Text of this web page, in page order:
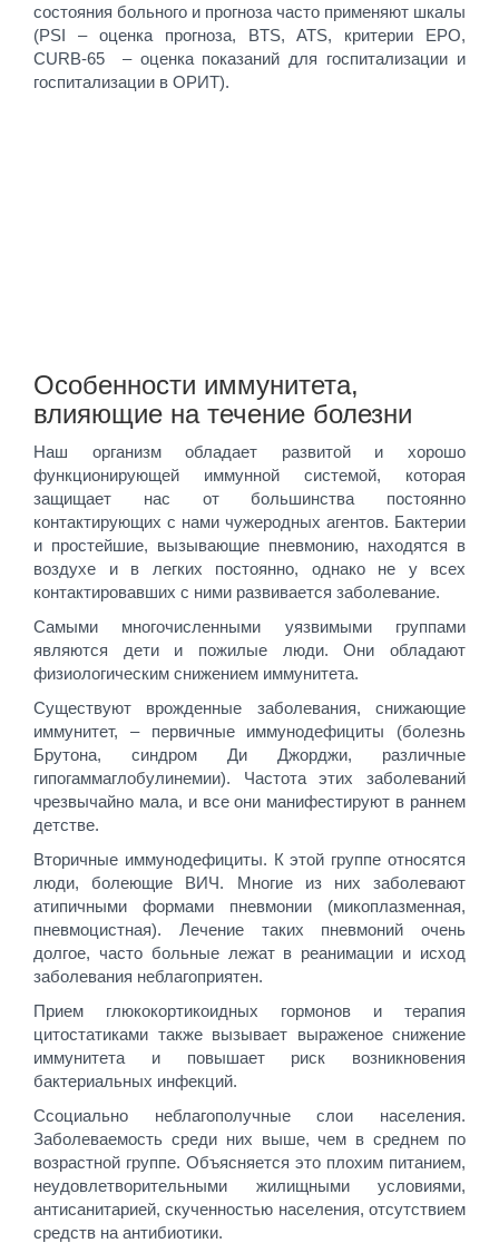
состояния больного и прогноза часто применяют шкалы
(PSI – оценка прогноза, BTS, ATS, критерии ЕРО,
CURB-65 – оценка показаний для госпитализации и
госпитализации в ОРИТ).
Особенности иммунитета,
влияющие на течение болезни
Наш организм обладает развитой и хорошо
функционирующей иммунной системой, которая
защищает нас от большинства постоянно
контактирующих с нами чужеродных агентов. Бактерии
и простейшие, вызывающие пневмонию, находятся в
воздухе и в легких постоянно, однако не у всех
контактировавших с ними развивается заболевание.
Самыми многочисленными уязвимыми группами
являются дети и пожилые люди. Они обладают
физиологическим снижением иммунитета.
Существуют врожденные заболевания, снижающие
иммунитет, – первичные иммунодефициты (болезнь
Брутона, синдром Ди Джорджи, различные
гипогаммаглобулинемии). Частота этих заболеваний
чрезвычайно мала, и все они манифестируют в раннем
детстве.
Вторичные иммунодефициты. К этой группе относятся
люди, болеющие ВИЧ. Многие из них заболевают
атипичными формами пневмонии (микоплазменная,
пневмоцистная). Лечение таких пневмоний очень
долгое, часто больные лежат в реанимации и исход
заболевания неблагоприятен.
Прием глюкокортикоидных гормонов и терапия
цитостатиками также вызывает выраженое снижение
иммунитета и повышает риск возникновения
бактериальных инфекций.
Ссоциально неблагополучные слои населения.
Заболеваемость среди них выше, чем в среднем по
возрастной группе. Объясняется это плохим питанием,
неудовлетворительными жилищными условиями,
антисанитарией, скученностью населения, отсутствием
средств на антибиотики.